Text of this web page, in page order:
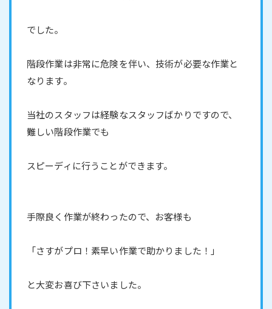
でした。
階段作業は非常に危険を伴い、技術が必要な作業と
なります。
当社のスタッフは経験なスタッフばかりですので、
難しい階段作業でも
スピーディに行うことができます。
手際良く作業が終わったので、お客様も
「さすがプロ！素早い作業で助かりました！」
と大変お喜び下さいました。